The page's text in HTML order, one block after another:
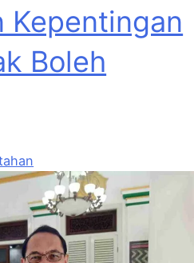
Kepentingan
Boleh